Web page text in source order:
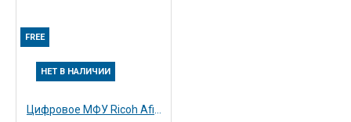
FREE
НЕТ В НАЛИЧИИ